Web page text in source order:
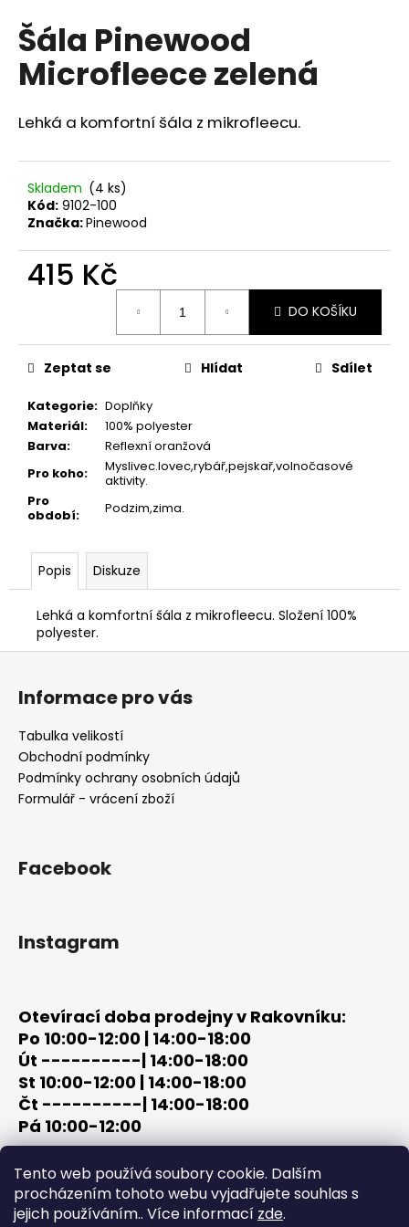
Tento web používá soubory cookie. Dalším
procházením tohoto webu vyjadřujete souhlas s
jejich používáním.. Více informací zde.
produktu
je
0,0
hvězdiček.
Šála Pinewood
Microfleece zelená
Lehká a komfortní šála z mikrofleecu.
Skladem (4 ks)
Kód: 9102-100
Značka:Pinewood
415 Kč
DO KOŠÍKU
Kategorie: Doplňky
Materiál:
100% polyester
Barva:
Reflexní oranžová
Pro koho:
Myslivec.lovec,rybář,pejskař,volnočasové
aktivity.
Pro
období: Podzim,zima.
Zeptat se Hlídat Sdílet
Popis Diskuze
Lehká a komfortní šála z mikrofleecu. Složení 100%
polyester.
a
j
í
t
?
o
č
u
e
m
e
DÁRKOVÝ
POUKAZ
(DO
POZNÁMKY
NAPSAT
JMÉNO
OBDAROVANÉHO)
Kč
Z
Informace pro vás
Tabulka velikostí
Obchodní podmínky
Podmínky ochrany osobních údajů
Formulář - vrácení zboží
Facebook
Instagram
Otevírací doba prodejny v Rakovníku:
Po 10:00-12:00 | 14:00-18:00
Út ----------| 14:00-18:00
St 10:00-12:00 | 14:00-18:00
Čt ----------| 14:00-18:00
Pá 10:00-12:00
tel: +420 603 320 859
email: terc-zbrane@seznam.cz